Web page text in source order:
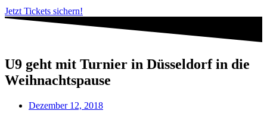
Jetzt Tickets sichern!
U9 geht mit Turnier in Düsseldorf in die
Weihnachtspause
Dezember 12, 2018